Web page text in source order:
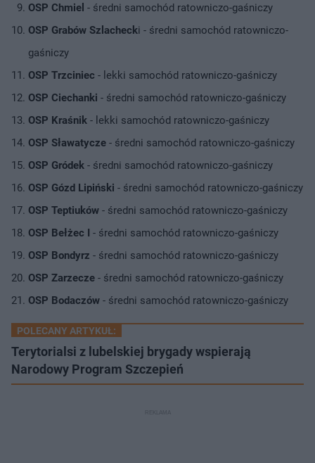
OSP Chmiel - średni samochód ratowniczo-gaśniczy
OSP Grabów Szlachecki - średni samochód ratowniczo-
gaśniczy
OSP Trzciniec - lekki samochód ratowniczo-gaśniczy
OSP Ciechanki - średni samochód ratowniczo-gaśniczy
OSP Kraśnik - lekki samochód ratowniczo-gaśniczy
OSP Sławatycze - średni samochód ratowniczo-gaśniczy
OSP Gródek - średni samochód ratowniczo-gaśniczy
OSP Gózd Lipiński - średni samochód ratowniczo-gaśniczy
OSP Teptiuków - średni samochód ratowniczo-gaśniczy
OSP Bełżec I - średni samochód ratowniczo-gaśniczy
OSP Bondyrz - średni samochód ratowniczo-gaśniczy
OSP Zarzecze - średni samochód ratowniczo-gaśniczy
OSP Bodaczów - średni samochód ratowniczo-gaśniczy
POLECANY ARTYKUŁ:
Terytorialsi z lubelskiej brygady wspierają
Narodowy Program Szczepień